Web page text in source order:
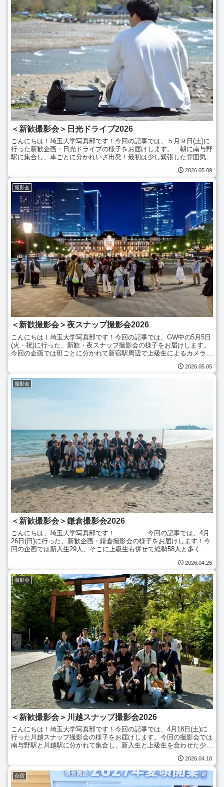
＜新歓撮影会＞日光ドライブ2026
こんにちは！埼玉大学写真部です！今回の記事では、５月９日(土)に
行った新歓企画・日光ドライブの様子をお届けします。 朝に南与野
駅に集合し、車ごとに分かれいざ出発！最初は少し緊張した雰囲気も
2026.05.09
撮影会
＜新歓撮影会＞夜スナップ撮影会2026
こんにちは！埼玉大学写真部です！今回の記事では、GW中の5月5日
(火・祝)に行った、新歓・夜スナップ撮影会の様子をお届けします。
今回の企画では班ごとに分かれて新宿駅周辺で上級生によるカメラツ
2026.05.05
撮影会
＜新歓撮影会＞鎌倉撮影会2026
こんにちは、埼玉大学写真部です！ 今回の記事では、4月
26日(日)に行った、新歓企画・鎌倉撮影会の様子をお届けします！今
回の企画では新入生29人、そこに上級生も併せて総勢58人と多くの
2026.04.26
撮影会
＜新歓撮影会＞川越スナップ撮影会2026
こんにちは！埼玉大学写真部です！今回の記事では、4月18日(土)に
行った川越スナップ撮影会の様子をお届けします。今回の撮影会では
南与野駅と川越駅に分かれて集合し、新入生と上級生を合わせた少人
2026.04.18
合宿